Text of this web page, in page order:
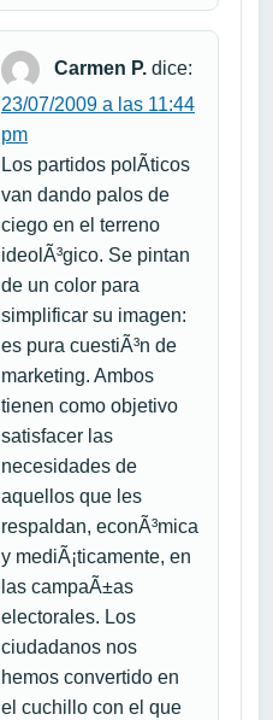
Carmen P. dice:
23/07/2009 a las 11:44
pm
Los partidos polÃ­ticos
van dando palos de
ciego en el terreno
ideolÃ³gico. Se pintan
de un color para
simplificar su imagen:
es pura cuestiÃ³n de
marketing. Ambos
tienen como objetivo
satisfacer las
necesidades de
aquellos que les
respaldan, econÃ³mica
y mediÃ¡ticamente, en
las campaÃ±as
electorales. Los
ciudadanos nos
hemos convertido en
el cuchillo con el que